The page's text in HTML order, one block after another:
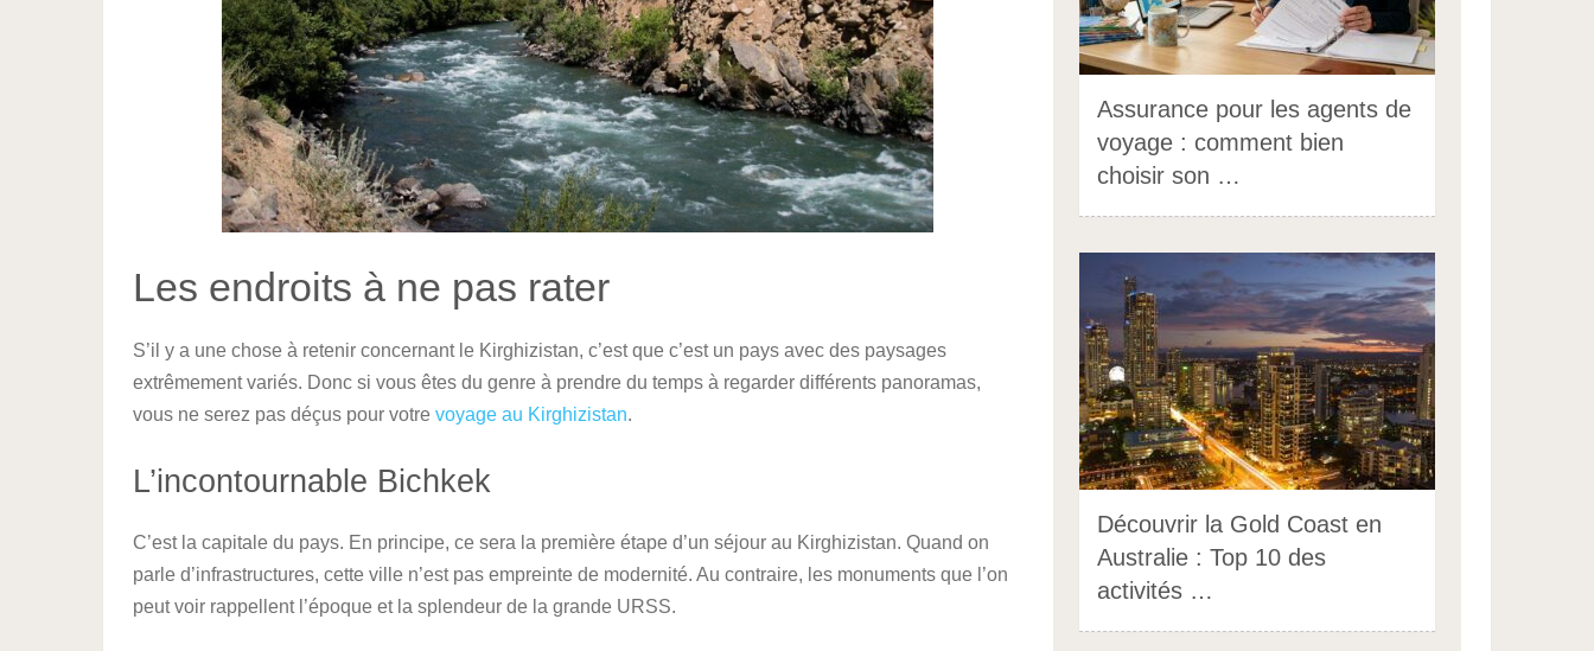
Les endroits à ne pas rater
S’il y a une chose à retenir concernant le Kirghizistan, c’est que c’est un pays avec des paysages
extrêmement variés. Donc si vous êtes du genre à prendre du temps à regarder différents panoramas,
vous ne serez pas déçus pour votre voyage au Kirghizistan.
L’incontournable Bichkek
C’est la capitale du pays. En principe, ce sera la première étape d’un séjour au Kirghizistan. Quand on
parle d’infrastructures, cette ville n’est pas empreinte de modernité. Au contraire, les monuments que l’on
peut voir rappellent l’époque et la splendeur de la grande URSS.
Assurance pour les agents de
voyage : comment bien
choisir son …
Découvrir la Gold Coast en
Australie : Top 10 des
activités …